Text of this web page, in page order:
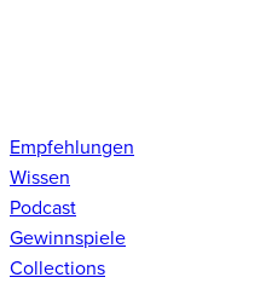
Empfehlungen
Wissen
Podcast
Gewinnspiele
Collections